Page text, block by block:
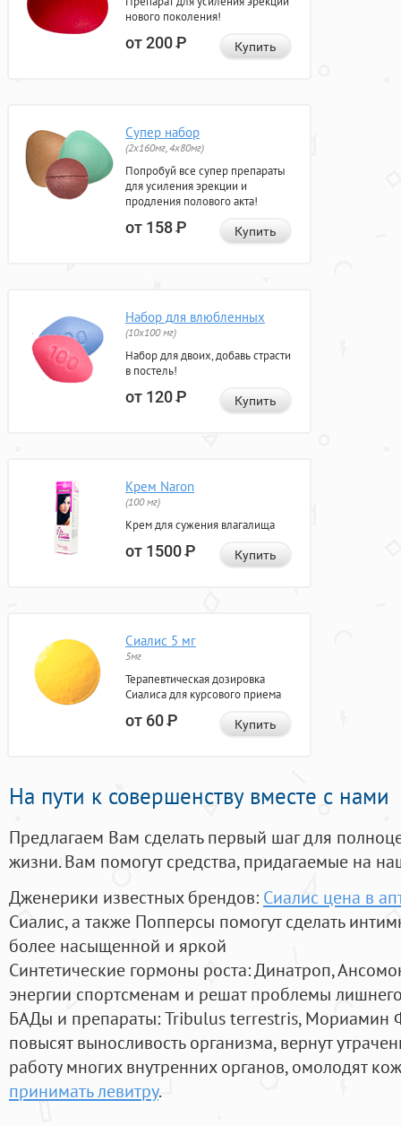
нового поколения!
от 200Р Купить
Супер набор
(2х160мг, 4х80мг)
Попробуй все супер препараты
для усиления эрекции и
продления полового акта!
от 158Р Купить
Набор для влюбленных
(10х100 мг)
Набор для двоих, добавь страсти
в постель!
от 120Р Купить
Крем Naron
(100 мг)
Крем для сужения влагалища
от 1500Р Купить
Сиалис 5 мг
5мг
Терапевтическая дозировка
Сиалиса для курсового приема
от 60Р Купить
На пути к совершенству вместе с нами
Предлагаем Вам сделать первый шаг для
жизни. Вам помогут средства, придагаемые на
Дженерики известных брендов: Сиалис цена в
Сиалис, а также Попперсы помогут сделать
более насыщенной и яркой
Синтетические гормоны роста: Динатроп,
энергии спортсменам и решат проблемы
БАДы и препараты:Tribulus terrestris, Мориамин
повысят выносливость организма, вернут
работу многих внутренних органов, омолодят
принимать левитру.